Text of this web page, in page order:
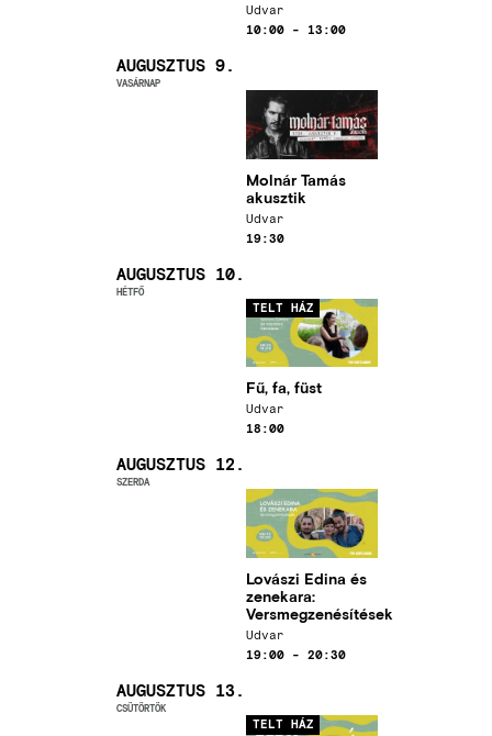
Időpont
10:00 - 13:00
Helyszín
Udvar
AUGUSZTUS 9.
VASÁRNAP
Molnár Tamás
akusztik
Kép
Időpont
19:30
Helyszín
Udvar
AUGUSZTUS 10.
HÉTFŐ
Fű, fa, füst
Kép
Időpont
18:00
TELT HÁZ
Helyszín
Udvar
AUGUSZTUS 12.
SZERDA
Lovászi Edina és
zenekara:
Versmegzenésítések
Kép
Időpont
19:00 - 20:30
Helyszín
Udvar
AUGUSZTUS 13.
CSÜTÖRTÖK
Kép
TELT HÁZ